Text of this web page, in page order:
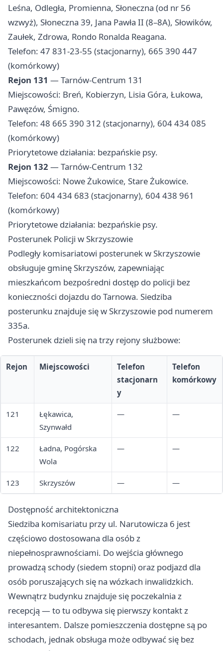
Leśna, Odległa, Promienna, Słoneczna (od nr 56
wzwyż), Słoneczna 39, Jana Pawła II (8–8A), Słowików,
Zaułek, Zdrowa, Rondo Ronalda Reagana.
Telefon: 47 831-23-55 (stacjonarny), 665 390 447
(komórkowy)
Rejon 131 — Tarnów-Centrum 131
Miejscowości: Breń, Kobierzyn, Lisia Góra, Łukowa,
Pawęzów, Śmigno.
Telefon: 48 665 390 312 (stacjonarny), 604 434 085
(komórkowy)
Priorytetowe działania: bezpańskie psy.
Rejon 132 — Tarnów-Centrum 132
Miejscowości: Nowe Żukowice, Stare Żukowice.
Telefon: 604 434 683 (stacjonarny), 604 438 961
(komórkowy)
Priorytetowe działania: bezpańskie psy.
Posterunek Policji w Skrzyszowie
Podległy komisariatowi posterunek w Skrzyszowie
obsługuje gminę Skrzyszów, zapewniając
mieszkańcom bezpośredni dostęp do policji bez
konieczności dojazdu do Tarnowa. Siedziba
posterunku znajduje się w Skrzyszowie pod numerem
335a.
Posterunek dzieli się na trzy rejony służbowe:
Rejon Miejscowości
Telefon
stacjonarn
y
Telefon
komórkowy
121
Łękawica,
Szynwałd
— —
122
Ładna, Pogórska
Wola
— —
123 Skrzyszów — —
Dostępność architektoniczna
Siedziba komisariatu przy ul. Narutowicza 6 jest
częściowo dostosowana dla osób z
niepełnosprawnościami. Do wejścia głównego
prowadzą schody (siedem stopni) oraz podjazd dla
osób poruszających się na wózkach inwalidzkich.
Wewnątrz budynku znajduje się poczekalnia z
recepcją — to tu odbywa się pierwszy kontakt z
interesantem. Dalsze pomieszczenia dostępne są po
schodach, jednak obsługa może odbywać się bez